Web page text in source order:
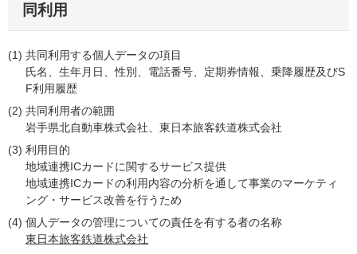
同利用
共同利用する個人データの項目
氏名、生年月日、性別、電話番号、定期券情報、乗降履歴及びS
F利用履歴
共同利用者の範囲
岩手県北自動車株式会社、東日本旅客鉄道株式会社
利用目的
地域連携ICカードに関するサービス提供
地域連携ICカードの利用内容の分析を通して事業のマーケティ
ング・サービス改善を行うため
個人データの管理についての責任を有する者の名称
東日本旅客鉄道株式会社